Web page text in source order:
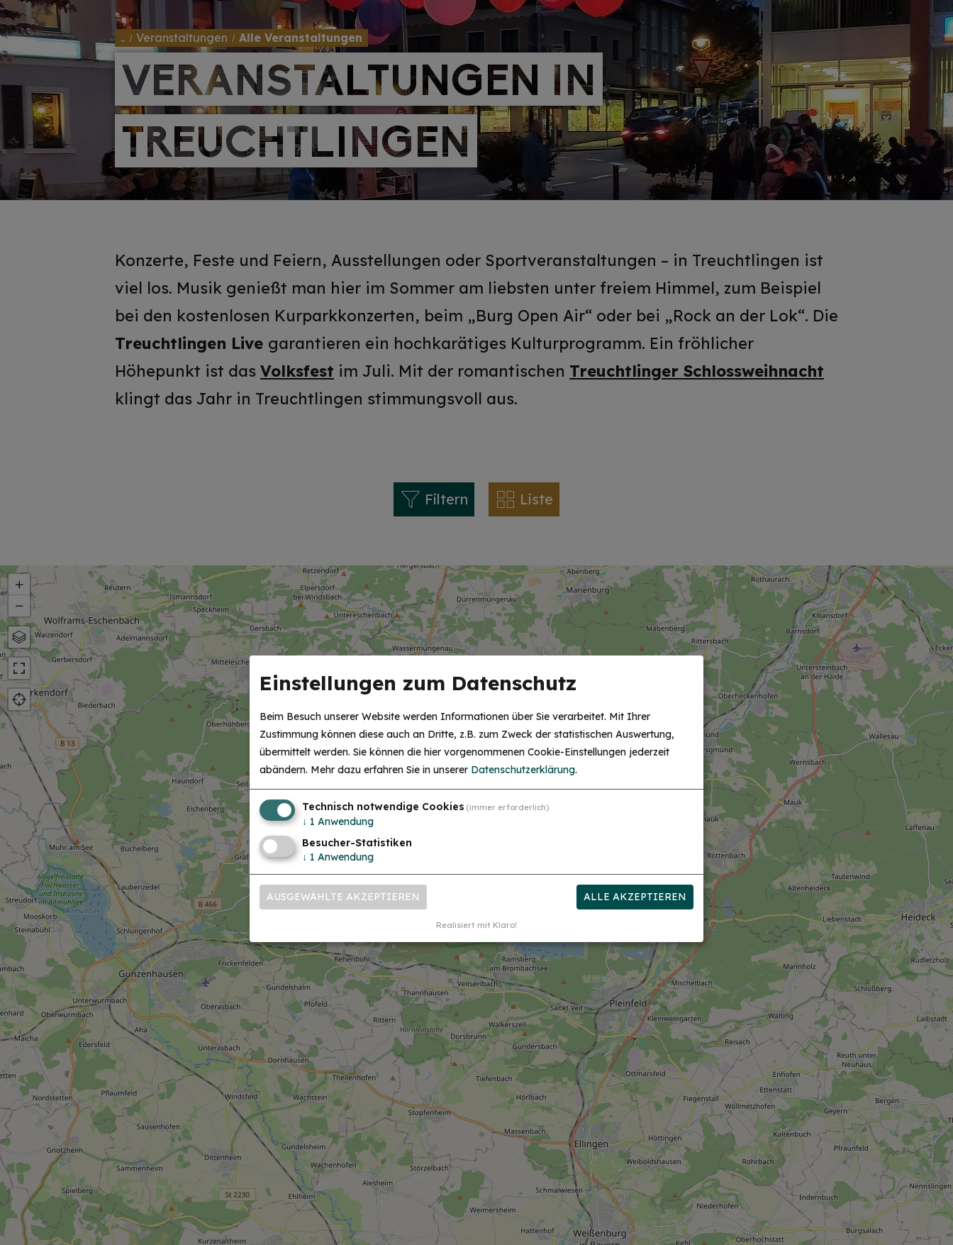
.. Veranstaltungen Alle Veranstaltungen
VERANSTALTUNGEN IN
TREUCHTLINGEN
VERANSTALTUNGEN IN
TREUCHTLINGEN
Konzerte, Feste und Feiern, Ausstellungen oder Sportveranstaltungen – in Treuchtlingen ist
viel los. Musik genießt man hier im Sommer am liebsten unter freiem Himmel, zum Beispiel
bei den kostenlosen Kurparkkonzerten, beim „Burg Open Air“ oder bei „Rock an der Lok“. Die
Treuchtlingen Live garantieren ein hochkarätiges Kulturprogramm. Ein fröhlicher
Höhepunkt ist das Volksfest im Juli. Mit der romantischen Treuchtlinger Schlossweihnacht
klingt das Jahr in Treuchtlingen stimmungsvoll aus.
Filtern Liste
+
−
Karte
Luftbild
Einstellungen zum Datenschutz
Beim Besuch unserer Website werden Informationen über Sie verarbeitet. Mit Ihrer
Zustimmung können diese auch an Dritte, z.B. zum Zweck der statistischen Auswertung,
übermittelt werden. Sie können die hier vorgenommenen Cookie-Einstellungen jederzeit
abändern. Mehr dazu erfahren Sie in unserer Datenschutzerklärung.
Technisch notwendige Cookies (immer erforderlich)
↓ 1 Anwendung
Besucher-Statistiken
↓ 1 Anwendung
AUSGEWÄHLTE AKZEPTIEREN ALLE AKZEPTIEREN
Realisiert mit Klaro!